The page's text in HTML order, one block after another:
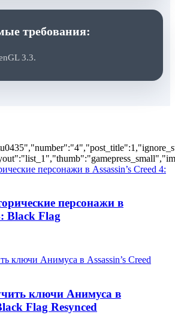
требования:
3.3.
персонажи в
Black Flag
ключи Анимуса в
Flag Resynced